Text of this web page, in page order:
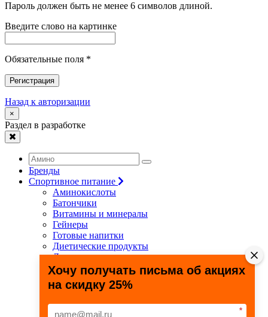
Пароль должен быть не менее 6 символов длиной.
Введите слово на картинке
Обязательные поля *
Регистрация
Назад к авторизации
×
Раздел в разработке
Бренды
Спортивное питание
Аминокислоты
Батончики
Витамины и минералы
Гейнеры
Готовые напитки
Диетические продукты
Для связок и суставов
Жиросжигатели
Здоровье и долголетие
Креатин
Специальные препараты
Хочу получать письма об акциях
на скидку 25%
*